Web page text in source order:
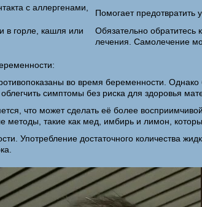
с аллергенами,
Помогает предотвратить
в горле, кашля или
Обязательно обратитесь
лечения. Самолечение
во время беременности.
симптомы без риска для здоровья
что может сделать её более
такие как мед, имбирь и лимон,
Употребление достаточного количества